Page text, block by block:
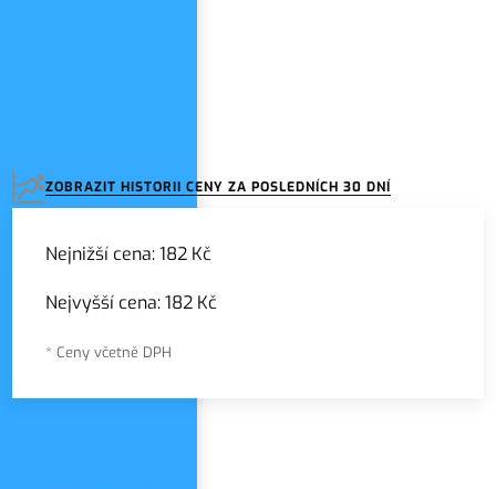
ZOBRAZIT HISTORII CENY ZA POSLEDNÍCH 30 DNÍ
Nejnižší cena:182 Kč
Nejvyšší cena:182 Kč
* Ceny včetně DPH